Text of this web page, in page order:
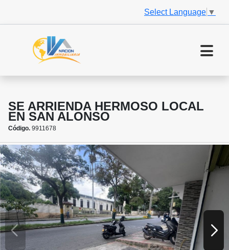
Select Language ▼
SE ARRIENDA HERMOSO LOCAL
EN SAN ALONSO
Código. 9911678